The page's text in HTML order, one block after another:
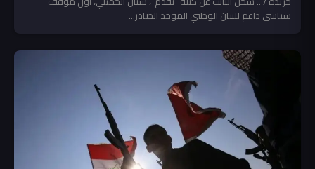
سياسي داعم للبيان الوطني الموحد الصادر...